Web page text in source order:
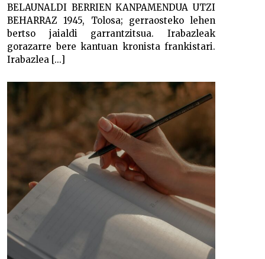
BELAUNALDI BERRIEN KANPAMENDUA UTZI
BEHARRAZ 1945, Tolosa; gerraosteko lehen
bertso jaialdi garrantzitsua. Irabazleak
gorazarre bere kantuan kronista frankistari.
Irabazlea [...]